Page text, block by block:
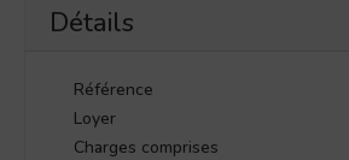
Détails
Référence
Loyer
Charges comprises